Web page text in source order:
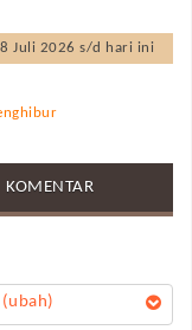
Juli 2026 s/d hari ini
KOMENTAR